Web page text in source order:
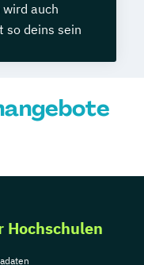
auch
so deins sein
Hochschulen